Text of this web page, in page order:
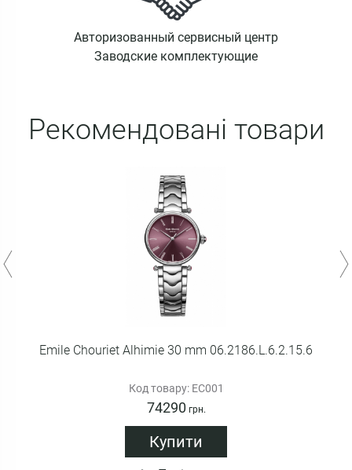
Авторизованный сервисный центр
Заводские комплектующие
Рекомендовані товари
Emile Chouriet Alhimie 30 mm 06.2186.L.6.2.15.6
Код товару: EC001
74290 грн.
Купити